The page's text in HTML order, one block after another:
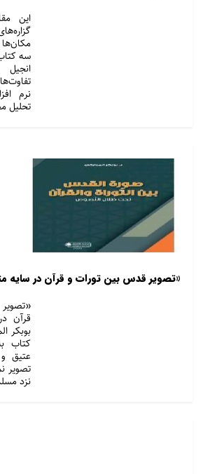
این
سه
نرم
تحلیل
«تصویر قدس بین تورات و قرآن در سایه
قرآن
بوبکر
کتاب
عتیق
تصویر
نزد